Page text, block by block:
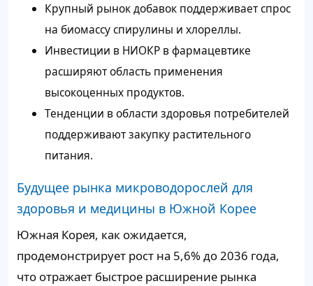
Крупный рынок добавок поддерживает спрос
на биомассу спирулины и хлореллы.
Инвестиции в НИОКР в фармацевтике
расширяют область применения
высокоценных продуктов.
Тенденции в области здоровья потребителей
поддерживают закупку растительного
питания.
Будущее рынка микроводорослей для
здоровья и медицины в Южной Корее
Южная Корея, как ожидается,
продемонстрирует рост на 5,6% до 2036 года,
что отражает быстрое расширение рынка